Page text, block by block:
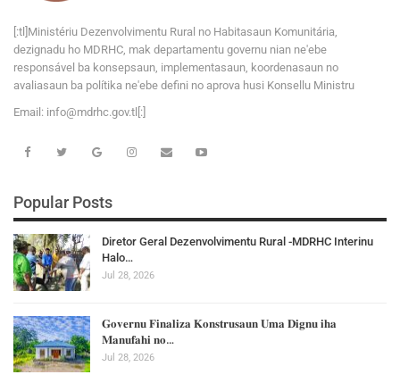
[:tl]Ministériu Dezenvolvimentu Rural no Habitasaun Komunitária,
dezignadu ho MDRHC, mak departamentu governu nian ne'ebe
responsável ba konsepsaun, implementasaun, koordenasaun no
avaliasaun ba polítika ne'ebe defini no aprova husi Konsellu Ministru
Email: info@md rhc.gov.tl[:]
Popular Posts
Diretor Geral Dezenvolvimentu Rural -MDRHC Interinu
Halo…
Jul 28, 2026
𝐆𝐨𝐯𝐞𝐫𝐧𝐮 𝐅𝐢𝐧𝐚𝐥𝐢𝐳𝐚 𝐊𝐨𝐧𝐬𝐭𝐫𝐮𝐬𝐚𝐮𝐧 𝐔𝐦𝐚 𝐃𝐢𝐠𝐧𝐮 𝐢𝐡𝐚
𝐌𝐚𝐧𝐮𝐟𝐚𝐡𝐢 𝐧𝐨…
Jul 28, 2026